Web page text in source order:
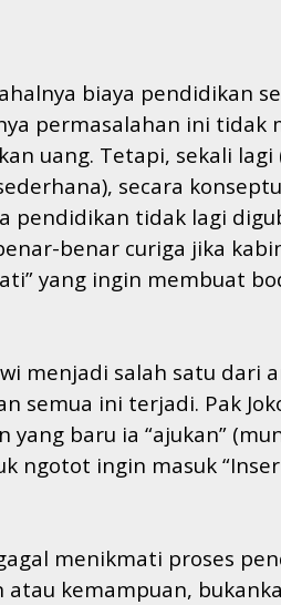
biaya pendidikan
permasalahan ini tidak
uang. Tetapi, sekali lagi
secara
pendidikan tidak lagi
benar curiga jika
yang ingin membuat
menjadi salah satu dari
semua ini terjadi. Pak
baru ia “ajukan”
ngotot ingin masuk
menikmati proses
kemampuan,